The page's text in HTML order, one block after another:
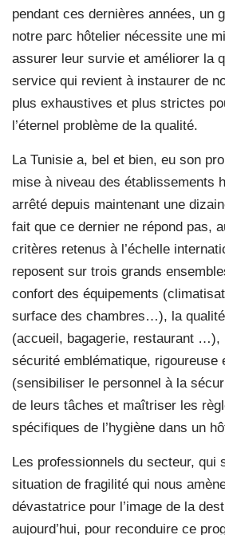
pendant ces dernières années, un
notre parc hôtelier nécessite une
assurer leur survie et améliorer la
service qui revient à instaurer de
plus exhaustives et plus strictes
l’éternel problème de la qualité.
La Tunisie a, bel et bien, eu son
mise à niveau des établissements
arrêté depuis maintenant une
fait que ce dernier ne répond pas,
critères retenus à l’échelle
reposent sur trois grands
confort des équipements
surface des chambres…), la
(accueil, bagagerie, restaurant …),
sécurité emblématique, rigoureuse
(sensibiliser le personnel à la
de leurs tâches et maîtriser les
spécifiques de l’hygiène dans un
Les professionnels du secteur, qui
situation de fragilité qui nous
dévastatrice pour l’image de la
aujourd’hui, pour reconduire ce